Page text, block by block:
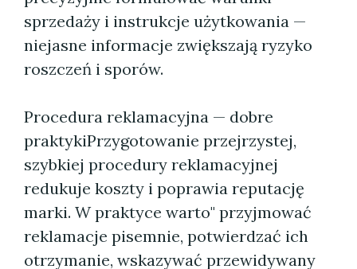
sprzedaży i instrukcje użytkowania —
niejasne informacje zwiększają ryzyko
roszczeń i sporów.
Procedura reklamacyjna — dobre
praktykiPrzygotowanie przejrzystej,
szybkiej procedury reklamacyjnej
redukuje koszty i poprawia reputację
marki. W praktyce warto" przyjmować
reklamacje pisemnie, potwierdzać ich
otrzymanie, wskazywać przewidywany